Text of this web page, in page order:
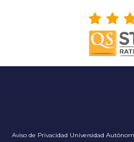
Aviso de Privacidad Universidad